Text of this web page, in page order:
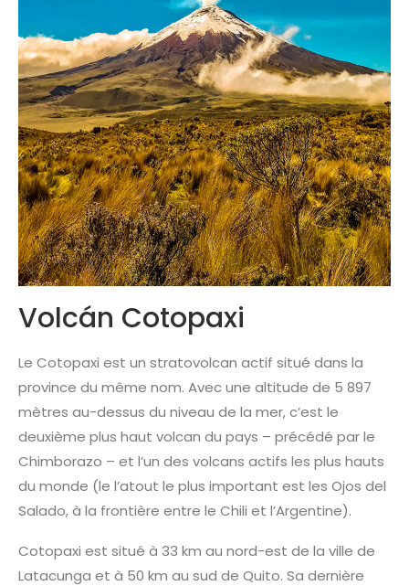
Volcán Cotopaxi
Le Cotopaxi est un stratovolcan actif situé dans la
province du même nom. Avec une altitude de 5 897
mètres au-dessus du niveau de la mer, c’est le
deuxième plus haut volcan du pays – précédé par le
Chimborazo – et l’un des volcans actifs les plus hauts
du monde (le l’atout le plus important est les Ojos del
Salado, à la frontière entre le Chili et l’Argentine).
Cotopaxi est situé à 33 km au nord-est de la ville de
Latacunga et à 50 km au sud de Quito. Sa dernière